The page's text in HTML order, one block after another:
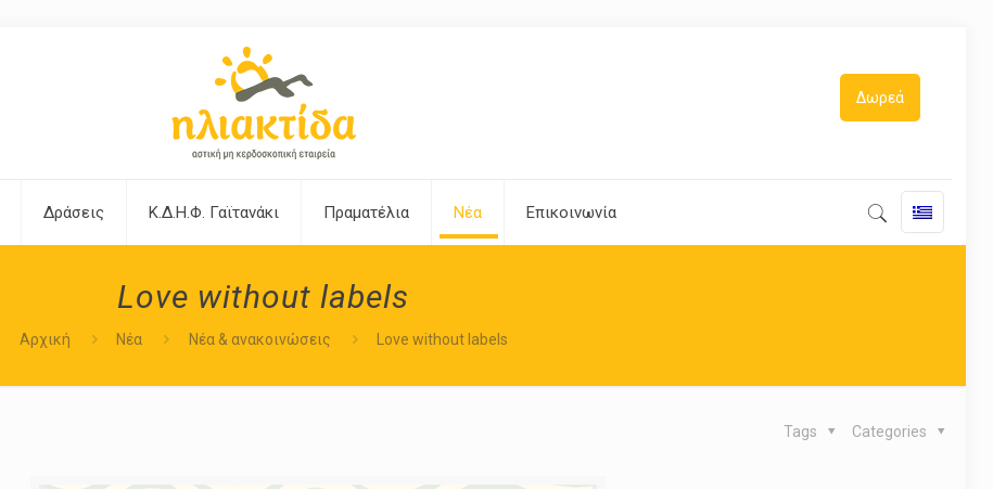
Δράσεις Κ.Δ.Η.Φ. Γαϊτανάκι Πραματέλια Νέα Επικοινωνία
Δωρεά
Love without labels
Αρχική Νέα Νέα & ανακοινώσεις Love without labels
Categories
Tags